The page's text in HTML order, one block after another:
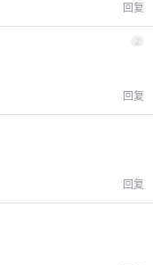
回复
2
回复
回复